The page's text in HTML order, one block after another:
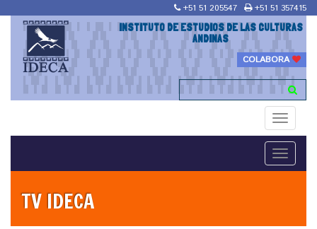
+51 51 205547 +51 51 357415
INSTITUTO DE ESTUDIOS DE LAS CULTURAS
ANDINAS
COLABORA
Toggle
Toggle
TV IDECA